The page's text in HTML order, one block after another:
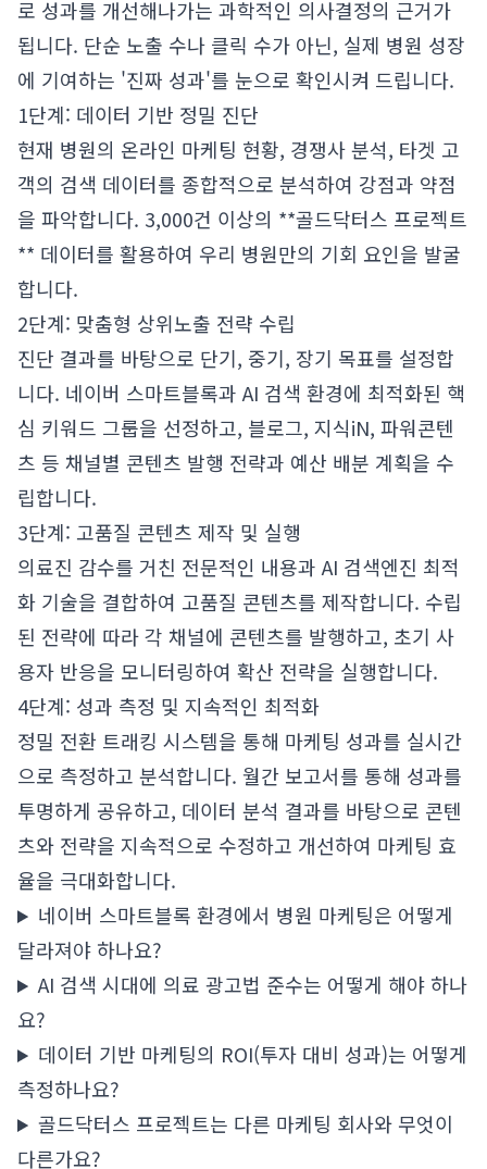
로 성과를 개선해나가는 과학적인 의사결정의 근거가
됩니다. 단순 노출 수나 클릭 수가 아닌, 실제 병원 성장
에 기여하는 '진짜 성과'를 눈으로 확인시켜 드립니다.
1단계: 데이터 기반 정밀 진단
현재 병원의 온라인 마케팅 현황, 경쟁사 분석, 타겟 고
객의 검색 데이터를 종합적으로 분석하여 강점과 약점
을 파악합니다. 3,000건 이상의 **골드닥터스 프로젝트
** 데이터를 활용하여 우리 병원만의 기회 요인을 발굴
합니다.
2단계: 맞춤형 상위노출 전략 수립
진단 결과를 바탕으로 단기, 중기, 장기 목표를 설정합
니다. 네이버 스마트블록과 AI 검색 환경에 최적화된 핵
심 키워드 그룹을 선정하고, 블로그, 지식iN, 파워콘텐
츠 등 채널별 콘텐츠 발행 전략과 예산 배분 계획을 수
립합니다.
3단계: 고품질 콘텐츠 제작 및 실행
의료진 감수를 거친 전문적인 내용과 AI 검색엔진 최적
화 기술을 결합하여 고품질 콘텐츠를 제작합니다. 수립
된 전략에 따라 각 채널에 콘텐츠를 발행하고, 초기 사
용자 반응을 모니터링하여 확산 전략을 실행합니다.
4단계: 성과 측정 및 지속적인 최적화
정밀 전환 트래킹 시스템을 통해 마케팅 성과를 실시간
으로 측정하고 분석합니다. 월간 보고서를 통해 성과를
투명하게 공유하고, 데이터 분석 결과를 바탕으로 콘텐
츠와 전략을 지속적으로 수정하고 개선하여 마케팅 효
율을 극대화합니다.
네이버 스마트블록 환경에서 병원 마케팅은 어떻게
달라져야 하나요?
AI 검색 시대에 의료 광고법 준수는 어떻게 해야 하나
요?
데이터 기반 마케팅의 ROI(투자 대비 성과)는 어떻게
측정하나요?
골드닥터스 프로젝트는 다른 마케팅 회사와 무엇이
다른가요?